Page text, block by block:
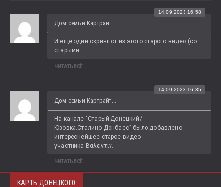
Дом семьи Картрайт...
14.09.2023 16:58
И еще один скриншот из этого старого видео (со
старыми...
ЧИТАТЬ ВСЁ...
Дом семьи Картрайт...
14.09.2023 16:35
На канале "Старый Донецкий/
Юзовка.Сталино.Донбасс" было добавлено
интереснейшее старое видео
участника Βαλεντίν...
ЧИТАТЬ ВСЁ...
КАРТЫ ДОНЕЦКОГО